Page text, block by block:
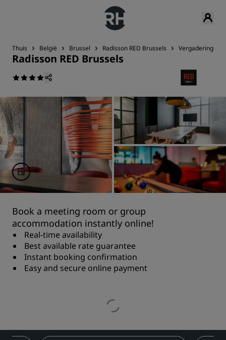
Thuis België Brussel Radisson RED Brussels Vergaderingen
Radisson RED Brussels
Book a meeting room or group
accommodation instantly online!
Real-time availability
Best available rate guarantee
Instant booking confirmation
Easy and secure online payment